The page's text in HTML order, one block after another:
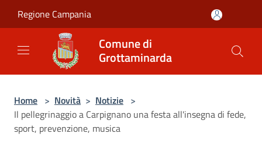
Regione Campania
Comune di
Grottaminarda
Home > Novità > Notizie >
Il pellegrinaggio a Carpignano una festa all'insegna di fede,
sport, prevenzione, musica